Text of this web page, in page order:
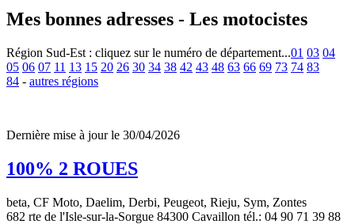
Mes bonnes adresses - Les motocistes
Région Sud-Est : cliquez sur le numéro de département...01 03 04
05 06 07 11 13 15 20 26 30 34 38 42 43 48 63 66 69 73 74 83
84 - autres régions
Dernière mise à jour le 30/04/2026
100% 2 ROUES
beta, CF Moto, Daelim, Derbi, Peugeot, Rieju, Sym, Zontes
682 rte de l'Isle-sur-la-Sorgue 84300 Cavaillon tél.: 04 90 71 39 88